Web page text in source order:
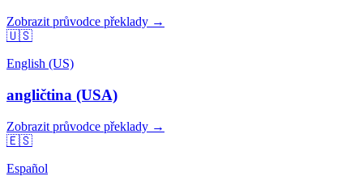
Zobrazit průvodce překlady →
🇺🇸
English (US)
angličtina (USA)
Zobrazit průvodce překlady →
🇪🇸
Español